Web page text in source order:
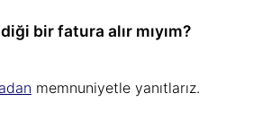
bir fatura alır mıyım?
memnuniyetle yanıtlarız.